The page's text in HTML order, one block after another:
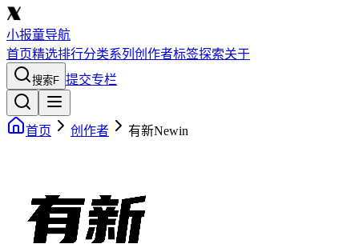
小报童导航
首页精选排行分类系列 创作者标签探索关于
搜索F 提交专栏
首页 创作者 有新Newin